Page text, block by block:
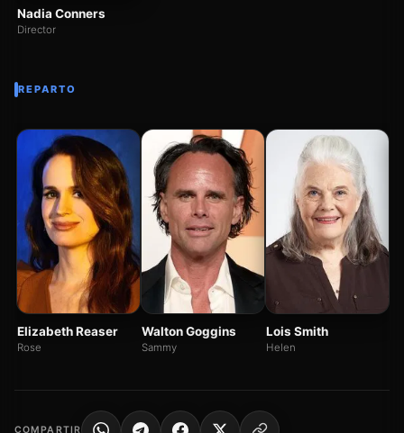
Nadia Conners
Director
REPARTO
Elizabeth Reaser
Rose
Walton Goggins
Sammy
Lois Smith
Helen
COMPARTIR